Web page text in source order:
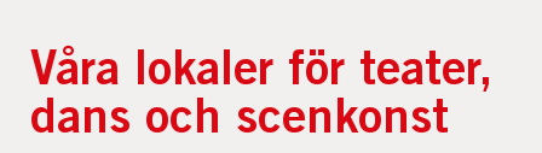
Våra lokaler för teater,
dans och scenkonst